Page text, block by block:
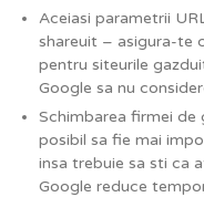
Aceiasi parametrii
shareuit – asigura-te
pentru siteurile
Google sa nu
Schimbarea firmei de
posibil sa fie mai
insa trebuie sa sti ca
Google reduce